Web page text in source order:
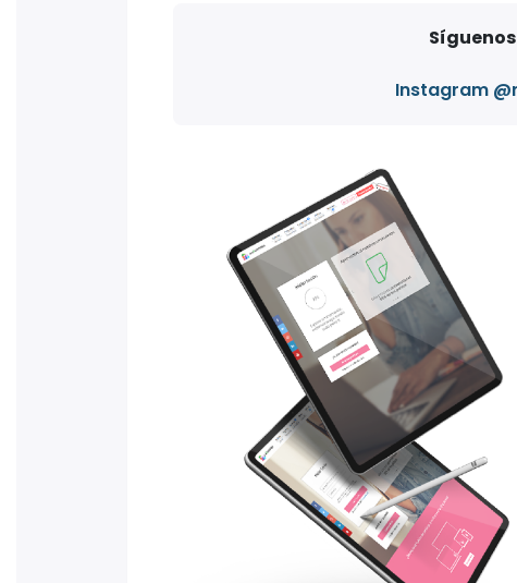
Instagram